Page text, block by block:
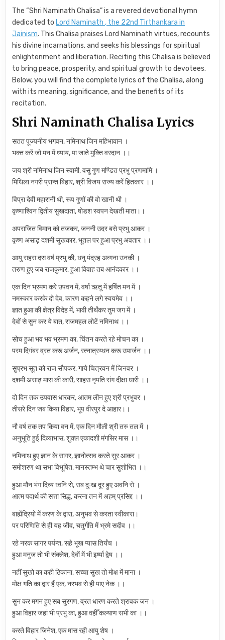
The “Shri Naminath Chalisa” is a revered devotional hymn
dedicated to Lord Naminath , the 22nd Tirthankara in
Jainism. This Chalisa praises Lord Naminath virtues, recounts
his divine incarnations, and seeks his blessings for spiritual
enlightenment and liberation. Reciting this Chalisa is believed
to bring peace, prosperity, and spiritual growth to devotees.
Below, you will find the complete lyrics of the Chalisa, along
with its meaning, significance, and the benefits of its
recitation.
Shri Naminath Chalisa Lyrics
सतत पूज्यनीय भगवन, नमिनाथ जिन महिभावान ।
भक्त करें जो मन में ध्याय, पा जाते मुक्ति वरदान ।।
जय श्री नमिनाथ जिन स्वामी, वसु गुण मण्डित प्रभु प्रणमामि ।
मिथिला नगरी प्रान्त बिहार, श्री विजय राज्य करें हितकार ।।
विप्रा देवी महारानी थी, रूप गुणों की वो खानी थी ।
कृष्णाश्विन द्वितीय सुखदाता, षोडश स्वपन देखती माता।।
अपराजित विमान को तजकर, जननी उदर बसे प्रभु आकर ।
कृष्ण असाढ़ दशमी सुखकार, भूतल पर हुआ प्रभु अवतार ।।
आयु सहस दस वर्ष प्रभु की, धनु पंद्रह अव्गना उनकी ।
तरुण हुए जब राजकुमार, हुआ विवाह तब आनंदकार ।।
एक दिन भ्रमण करे उपवन में, वर्षा ऋतू में हर्षित मन में ।
नमस्कार करके दो देव, कारण कहने लगे स्वयमेव ।।
ज्ञात हुआ की क्षेत्र विदेह में, भावी तीर्थंकर तुम जग में ।
देवों से सुन कर ये बात, राजमहल लोटें नमिनाथ ।।
सोच हुआ भव भव भ्रमण का, चिंतन करते रहे मोचन का ।
परम दिगंबर व्रत करू अर्जन, रत्नात्रय्धन करू उपार्जन ।।
सुप्रभ सूत को राज सौपकर, गाये चित्रवन में जिनवर ।
दशमी असाढ़ मास की कारी, साहस नृपति संग दीक्षा धारी ।।
दो दिन तक उपवास धारकर, आतम लीन हुए श्री प्रभुवर ।
तीसरे दिन जब किया विहार, भूप वीरपुर दे आहार।।
नौ वर्ष तक तप किया वन में, एक दिन मौली श्री तरु तल में ।
अनुभूति हुई दिव्याभास, शुक्ल एकादशी मंगसिर मास ।।
नमिनाथ हुए ज्ञान के सागर, ज्ञानोत्सव करते सुर आकर ।
समोशरण था सभा विभूषित, मानस्तम्भ थे चार सुशोभित ।।
हुआ मौन भंग दिव्य ध्वनि से, सब दुःख दूर हुए अवनि से ।
आत्म पदार्थ की सत्ता सिद्ध, करना तन में अहम् प्रसिद्द ।।
बाह्येंद्रियो में करण के द्वारा, अनुभव से करता स्वीकारा।
पर परिणिति से ही यह जीव, चतुर्गति में भ्रमे सदीव ।।
रहे नरक सागर पर्यन्त, सहे भूख प्यास तिर्यंच ।
हुआ मनुज तो भी संक्लेश, देवों में भी इर्ष्या द्वेष ।।
नहीं सुखो का कही ठिकाना, सच्चा सुख तो मोक्ष में माना ।
मोक्ष गति का द्वार हैं एक, नरभव से ही पाए नेक ।।
सुन कर मगन हुए सब सुरगण, व्रत धारण करते श्रावक जन ।
हुआ विहार जहां भी प्रभु का, हुआ वहीँ कल्याण सभी का ।।
करते विहार जिनेश, एक मास रही आयु शेष ।